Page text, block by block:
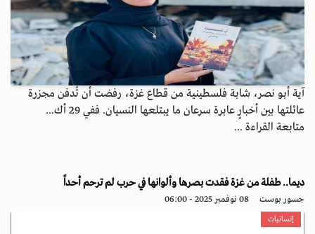
آية أبو نصر، شابة فلسطينية من قطاع غزة، رفضت أن تُدفن مجزرة
عائلتها بين أخبارٍ عابرة سرعان ما يبتلعها النسيان. ففي 29 أك...
متابعة القراءة ...
ديما.. طفلة من غزة فقدت بصرها وألوانها في حرب لم ترحم أحداً
جسور بوست 08 نوفمبر 2025 - 06:00
إنسانيات